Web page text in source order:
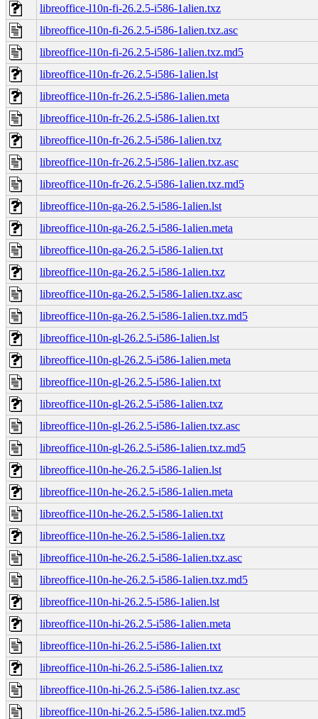
libreoffice-l10n-fi-26.2.5-i586-1alien.txz
libreoffice-l10n-fi-26.2.5-i586-1alien.txz.asc
libreoffice-l10n-fi-26.2.5-i586-1alien.txz.md5
libreoffice-l10n-fr-26.2.5-i586-1alien.lst
libreoffice-l10n-fr-26.2.5-i586-1alien.meta
libreoffice-l10n-fr-26.2.5-i586-1alien.txt
libreoffice-l10n-fr-26.2.5-i586-1alien.txz
libreoffice-l10n-fr-26.2.5-i586-1alien.txz.asc
libreoffice-l10n-fr-26.2.5-i586-1alien.txz.md5
libreoffice-l10n-ga-26.2.5-i586-1alien.lst
libreoffice-l10n-ga-26.2.5-i586-1alien.meta
libreoffice-l10n-ga-26.2.5-i586-1alien.txt
libreoffice-l10n-ga-26.2.5-i586-1alien.txz
libreoffice-l10n-ga-26.2.5-i586-1alien.txz.asc
libreoffice-l10n-ga-26.2.5-i586-1alien.txz.md5
libreoffice-l10n-gl-26.2.5-i586-1alien.lst
libreoffice-l10n-gl-26.2.5-i586-1alien.meta
libreoffice-l10n-gl-26.2.5-i586-1alien.txt
libreoffice-l10n-gl-26.2.5-i586-1alien.txz
libreoffice-l10n-gl-26.2.5-i586-1alien.txz.asc
libreoffice-l10n-gl-26.2.5-i586-1alien.txz.md5
libreoffice-l10n-he-26.2.5-i586-1alien.lst
libreoffice-l10n-he-26.2.5-i586-1alien.meta
libreoffice-l10n-he-26.2.5-i586-1alien.txt
libreoffice-l10n-he-26.2.5-i586-1alien.txz
libreoffice-l10n-he-26.2.5-i586-1alien.txz.asc
libreoffice-l10n-he-26.2.5-i586-1alien.txz.md5
libreoffice-l10n-hi-26.2.5-i586-1alien.lst
libreoffice-l10n-hi-26.2.5-i586-1alien.meta
libreoffice-l10n-hi-26.2.5-i586-1alien.txt
libreoffice-l10n-hi-26.2.5-i586-1alien.txz
libreoffice-l10n-hi-26.2.5-i586-1alien.txz.asc
libreoffice-l10n-hi-26.2.5-i586-1alien.txz.md5